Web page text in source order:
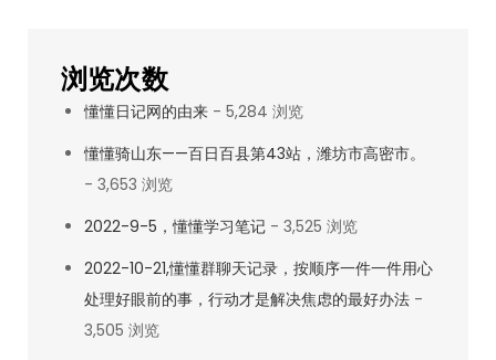
浏览次数
懂懂日记网的由来 - 5,284 浏览
懂懂骑山东——百日百县第43站，潍坊市高密市。
- 3,653 浏览
2022-9-5，懂懂学习笔记 - 3,525 浏览
2022-10-21,懂懂群聊天记录，按顺序一件一件用心
处理好眼前的事，行动才是解决焦虑的最好办法 -
3,505 浏览